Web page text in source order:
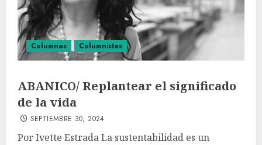
Columnas Columnistas
ABANICO/ Replantear el significado
de la vida
SEPTIEMBRE 30, 2024
Por Ivette Estrada La sustentabilidad es un